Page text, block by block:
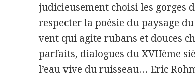
judicieusement choisi les gorges
respecter la poésie du paysage
vent qui agite rubans et douces
parfaits, dialogues du XVIIème
l’eau vive du ruisseau… Eric